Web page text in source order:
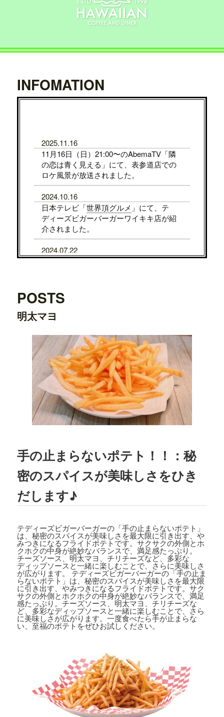
INFOMATION
2025.11.16
11月16日（日）21:00〜のAbemaTV「隣
の恋は青く見える」にて、表参道店での
ロケ風景が放送されました。
2024.10.16
日本テレビ「世界頂グルメ 」にて、テ
ディーズビガーバーガーワイキキ店が紹
介されました。
2024.07.22
7/31から8/5まで、京都タカシマヤに、TE
2024.07.22
7/24から7/29まで、大阪タカシマヤに、T
でOPENします。
2024.03.20
横浜ワールドポーターズ店がプレオープ
ンしました。
2023.08.09
日之出出版「Fine 2023年9月号 」にて、 テ
ディーズビガーバーガー原宿表参道店が
2023.08.02
TBSテレビ
「ラヴィット!」
にて、TEDD
Y'S BIGGER BURGERS表参道店の「ギ
た。
文藝春秋「CREA 2023年夏号」にて、TE
DDY'S BIGGER BURGERSの「メガモン
スターバーガー宅配セット」が紹介され
ました。
2023.07.07
集英社「メンズノンノ ８・９月合併号」
にて、テディーズビガーバーガー原宿表
参道店が紹介されました。
GER BURGERS表参道店の「ギガモンス
ターバーガー」が紹介されました。
2023.03.01
TBSテレビ「プチブランチ」にて、TED
DY'S BIGGER BURGERS表参道店が紹介
POSTS
明太マヨ
手の止まらないポテト！！：秘
密のスパイスが美味しさをひき
だします♪
テディーズビガーバーガーの「手の止まらないポテト」
は、秘密のスパイスが美味しさを最大限に引き出す、や
みつきになるフライドポテトです。サクサクの外側とホ
クホクの中身が絶妙なバランスで、満足感たっぷり。
チーズソース、明太マヨ、チリチーズなど、多彩な
ディップソースと一緒に楽しむことで、さらに美味しさ
が広がります。 テディーズビガーバーガーの「手の止ま
らないポテト」は、秘密のスパイスが美味しさを最大限
に引き出す、やみつきになるフライドポテトです。サク
サクの外側とホクホクの中身が絶妙なバランスで、満足
感たっぷり。チーズソース、明太マヨ、チリチーズな
ど、多彩なディップソースと一緒に楽しむことで、さら
に美味しさが広がります。一度食べたら手が止まらな
い、至福のポテトをぜひお試しください。